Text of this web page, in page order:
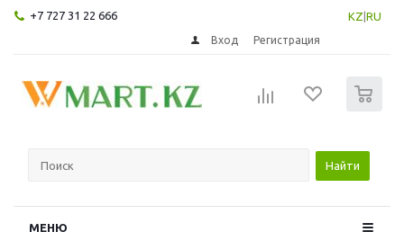
+7 727 31 22 666 KZ RU
Вход Регистрация
Найти
МЕНЮ